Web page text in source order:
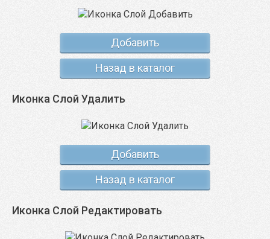
Добавить
Назад в каталог
Иконка Слой Удалить
Добавить
Назад в каталог
Иконка Слой Редактировать